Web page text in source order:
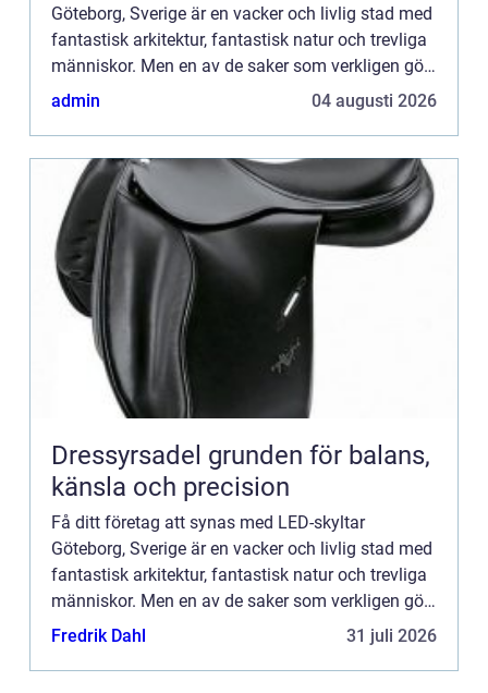
Göteborg, Sverige är en vacker och livlig stad med
fantastisk arkitektur, fantastisk natur och trevliga
människor. Men en av de saker som verkligen gör
denna stad speciell är dess LED-skyltar Göteborg.
admin 04 augusti 2026
Dressyrsadel grunden för balans,
känsla och precision
Få ditt företag att synas med LED-skyltar
Göteborg, Sverige är en vacker och livlig stad med
fantastisk arkitektur, fantastisk natur och trevliga
människor. Men en av de saker som verkligen gör
denna stad speciell är dess LED-skyltar Göteborg.
Fredrik Dahl 31 juli 2026